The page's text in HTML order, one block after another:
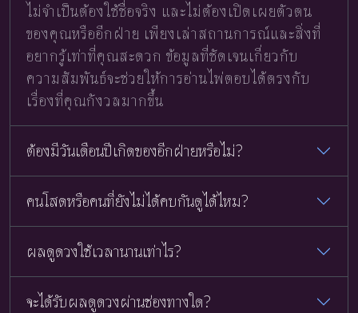
ไม่จำเป็นต้องใช้ชื่อจริง และไม่ต้องเปิดเผยตัวตน
ของคุณหรืออีกฝ่าย เพียงเล่าสถานการณ์และสิ่งที่
อยากรู้เท่าที่คุณสะดวก ข้อมูลที่ชัดเจนเกี่ยวกับ
ความสัมพันธ์จะช่วยให้การอ่านไพ่ตอบได้ตรงกับ
เรื่องที่คุณกังวลมากขึ้น
ต้องมีวันเดือนปีเกิดของอีกฝ่ายหรือไม่?
คนโสดหรือคนที่ยังไม่ได้คบกันดูได้ไหม?
ผลดูดวงใช้เวลานานเท่าไร?
จะได้รับผลดูดวงผ่านช่องทางใด?